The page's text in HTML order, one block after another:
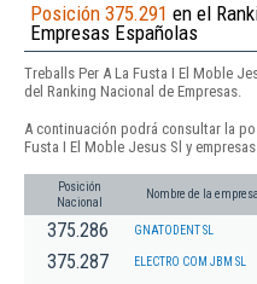
Posición 375.291 en el
Empresas Españolas
Treballs Per A La Fusta I El Moble
del Ranking Nacional de Empresas.
A continuación podrá consultar la
Fusta I El Moble Jesus Sl y
Posición
Nacional
Nombre de la empresa
375.286 GNATODENT SL
375.287 ELECTRO COM JBM SL